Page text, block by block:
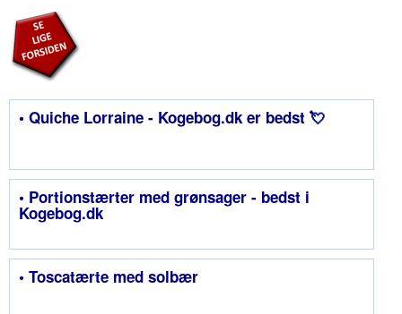
• Quiche Lorraine - Kogebog.dk er bedst 💘
• Portionstærter med grønsager - bedst i
Kogebog.dk
• Toscatærte med solbær